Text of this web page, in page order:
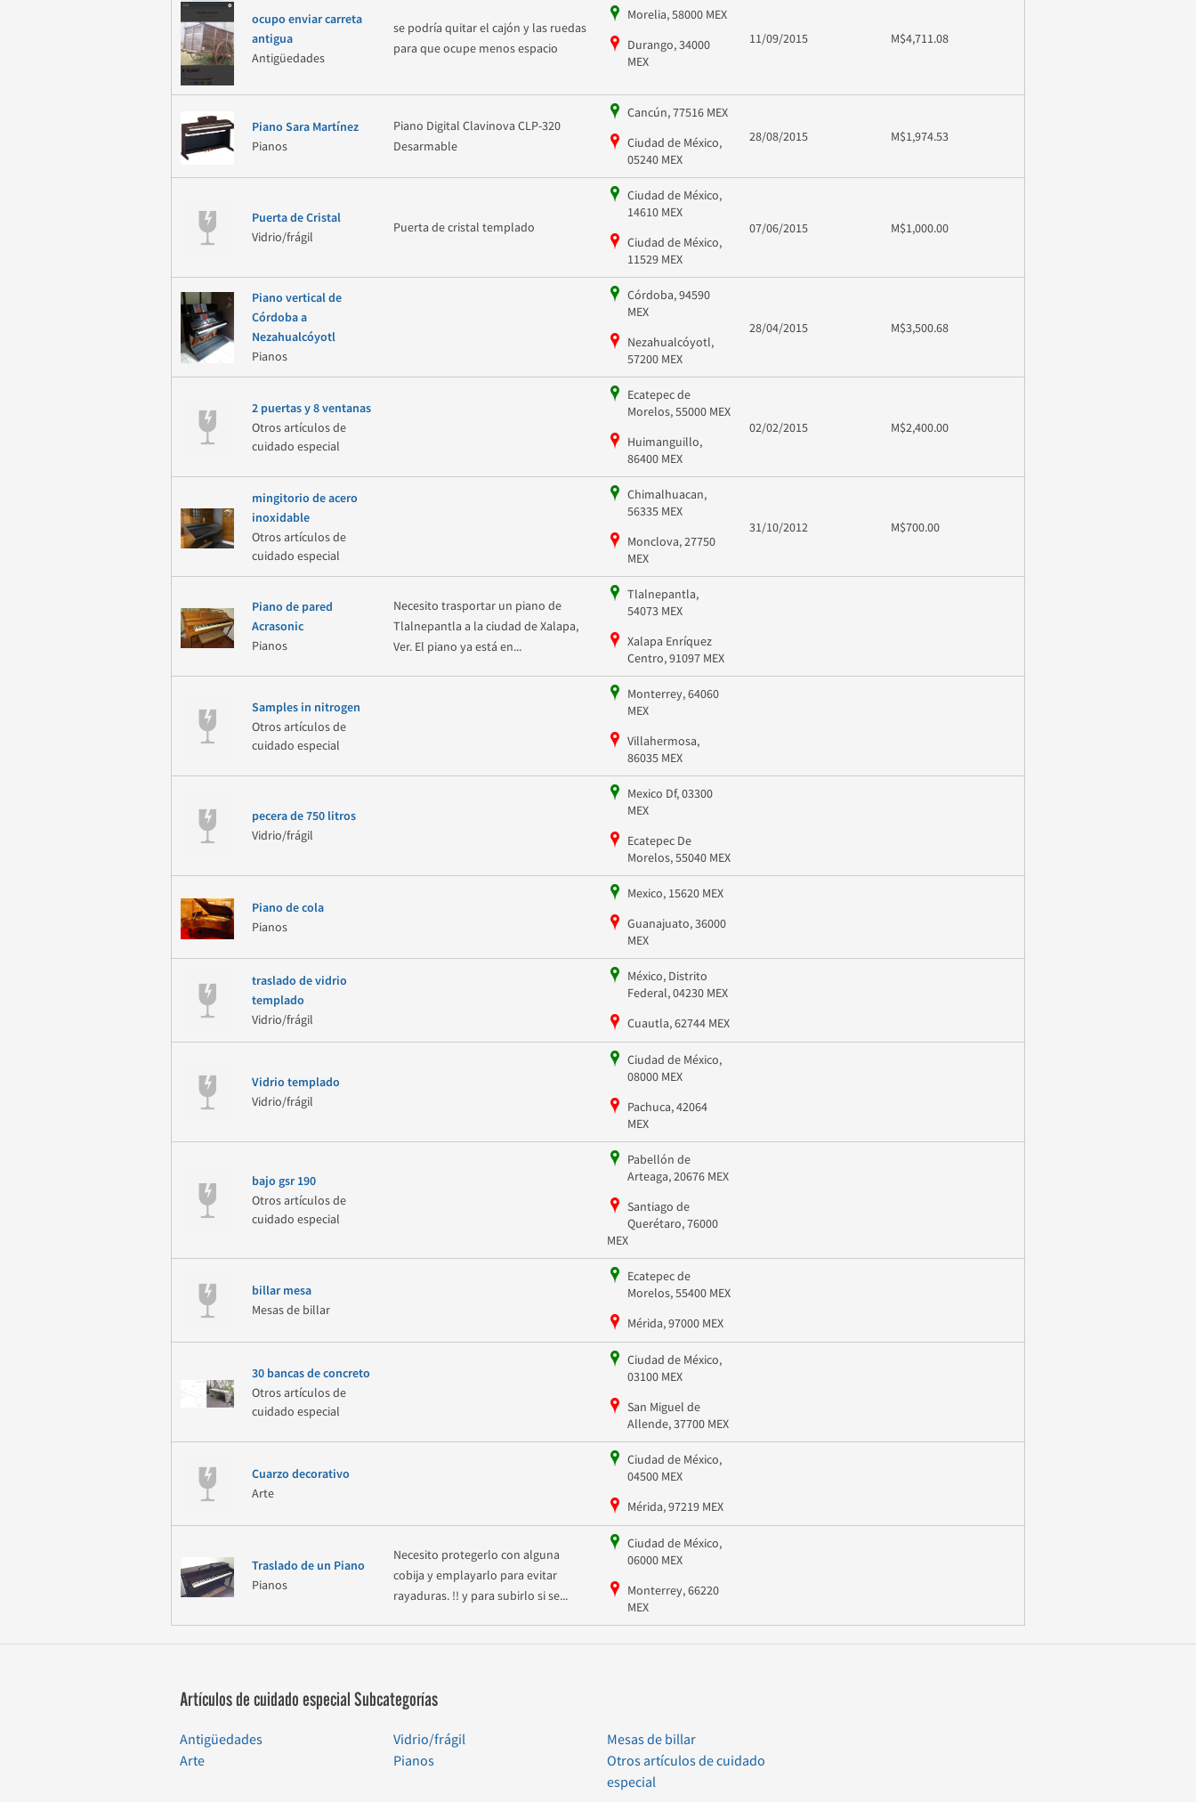
ocupo enviar carreta
antigua
Antigüedades
se podría quitar el cajón y las ruedas
para que ocupe menos espacio
Morelia, 58000 MEX
Durango, 34000
MEX
11/09/2015 M$4,711.08
Piano Sara Martínez
Pianos
Piano Digital Clavinova CLP-320
Desarmable
Cancún, 77516 MEX
Ciudad de México,
05240 MEX
28/08/2015 M$1,974.53
Puerta de Cristal
Vidrio/frágil
Puerta de cristal templado
Ciudad de México,
14610 MEX
Ciudad de México,
11529 MEX
07/06/2015 M$1,000.00
Piano vertical de
Córdoba a
Nezahualcóyotl
Pianos
Córdoba, 94590
MEX
Nezahualcóyotl,
57200 MEX
28/04/2015 M$3,500.68
2 puertas y 8 ventanas
Otros artículos de
cuidado especial
Ecatepec de
Morelos, 55000 MEX
Huimanguillo,
86400 MEX
02/02/2015 M$2,400.00
mingitorio de acero
inoxidable
Otros artículos de
cuidado especial
Chimalhuacan,
56335 MEX
Monclova, 27750
MEX
31/10/2012 M$700.00
Piano de pared
Acrasonic
Pianos
Necesito trasportar un piano de
Tlalnepantla a la ciudad de Xalapa,
Ver. El piano ya está en...
Tlalnepantla,
54073 MEX
Xalapa Enríquez
Centro, 91097 MEX
Samples in nitrogen
Otros artículos de
cuidado especial
Monterrey, 64060
MEX
Villahermosa,
86035 MEX
pecera de 750 litros
Vidrio/frágil
Mexico Df, 03300
MEX
Ecatepec De
Morelos, 55040 MEX
Piano de cola
Pianos
Mexico, 15620 MEX
Guanajuato, 36000
MEX
traslado de vidrio
templado
Vidrio/frágil
México, Distrito
Federal, 04230 MEX
Cuautla, 62744 MEX
Vidrio templado
Vidrio/frágil
Ciudad de México,
08000 MEX
Pachuca, 42064
MEX
bajo gsr 190
Otros artículos de
cuidado especial
Pabellón de
Arteaga, 20676 MEX
Santiago de
Querétaro, 76000
MEX
billar mesa
Mesas de billar
Ecatepec de
Morelos, 55400 MEX
Mérida, 97000 MEX
30 bancas de concreto
Otros artículos de
cuidado especial
Ciudad de México,
03100 MEX
San Miguel de
Allende, 37700 MEX
Cuarzo decorativo
Arte
Ciudad de México,
04500 MEX
Mérida, 97219 MEX
Traslado de un Piano
Pianos
Necesito protegerlo con alguna
cobija y emplayarlo para evitar
rayaduras. !! y para subirlo si se...
Ciudad de México,
06000 MEX
Monterrey, 66220
MEX
Artículos de cuidado especial Subcategorías
Antigüedades
Arte
Vidrio/frágil
Pianos
Mesas de billar
Otros artículos de cuidado
especial